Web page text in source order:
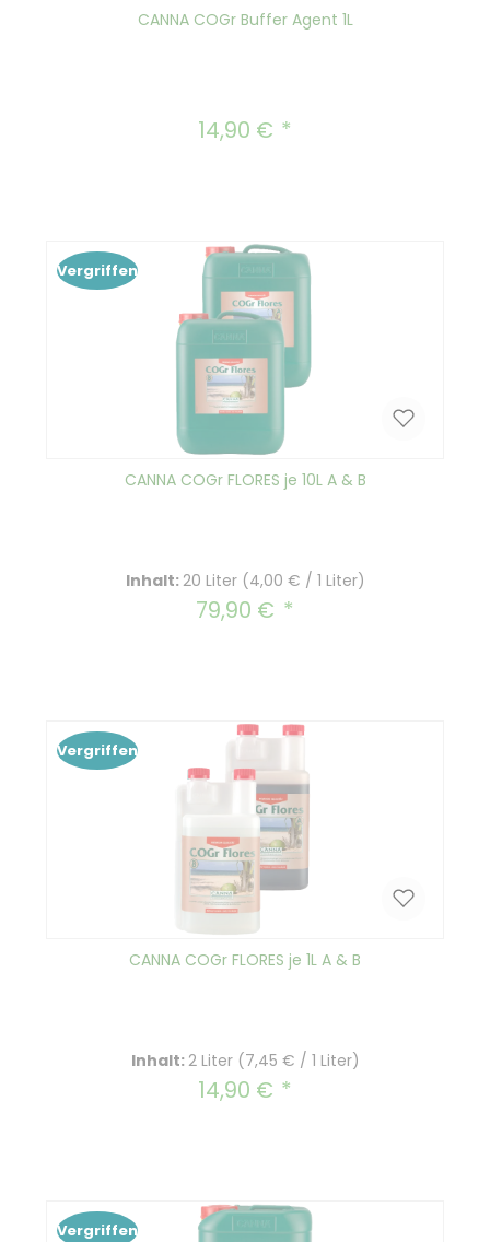
CANNA COGr Buffer Agent 1L
Regulärer Preis:
14,90 €
Vergriffen
CANNA COGr FLORES je 10L A & B
Inhalt: 20 Liter (4,00 € / 1 Liter)
Regulärer Preis:
79,90 €
Vergriffen
CANNA COGr FLORES je 1L A & B
Inhalt: 2 Liter (7,45 € / 1 Liter)
Regulärer Preis:
14,90 €
Vergriffen